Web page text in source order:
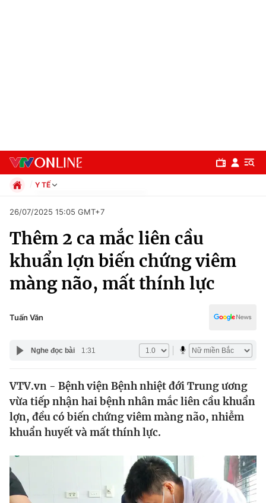
Chuyên mục
Chính trị
Thế giới
Tin tức
Thế giới đó đây
Câu chuyện quốc tế
Tài chính
Thị trường
Dữ liệu và đời sống
Y TẾ
Xã hội
Pháp luật
Kinh tế
Thể thao
Truyền hình
Văn hóa - Giải trí
Giáo dục
26/07/2025 15:05 GMT+7
Thêm 2 ca mắc liên cầu
khuẩn lợn biến chứng viêm
màng não, mất thính lực
Tuấn Văn
Nghe đọc bài 1:31
VTV.vn - Bệnh viện Bệnh nhiệt đới Trung ương
vừa tiếp nhận hai bệnh nhân mắc liên cầu khuẩn
lợn, đều có biến chứng viêm màng não, nhiễm
khuẩn huyết và mất thính lực.